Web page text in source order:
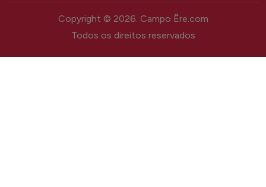
Copyright © 2026. Campo Êre.com
Todos os direitos reservados